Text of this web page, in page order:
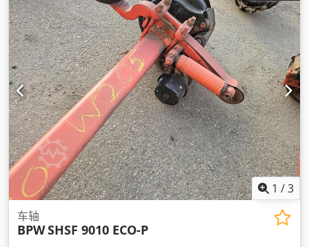
1 /3
车轴
BPWSHSF 9010 ECO-P